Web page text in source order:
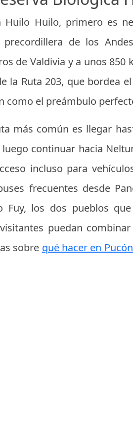
Huilo, primero es
de los
de Valdivia y a unos 850
la Ruta 203, que bordea
como el preámbulo
más común es llegar
continuar hacia
incluso para
frecuentes desde
los dos pueblos
puedan
sobre qué hacer en